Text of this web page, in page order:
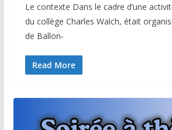
Le contexte Dans le cadre d’une
du collège Charles Walch, était
de Ballon-
Read More